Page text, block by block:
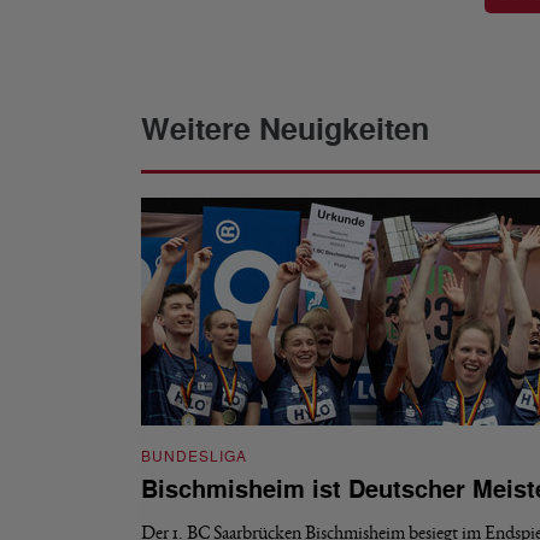
Weitere Neuigkeiten
BUNDESLIGA
Bischmisheim ist Deutscher
Der 1. BC Saarbrücken Bischmisheim besiegt im